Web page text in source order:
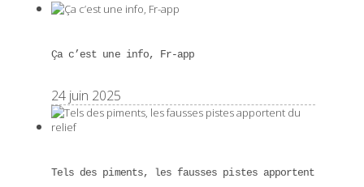
Ça c’est une info, Fr-app
24 juin 2025
Tels des piments, les fausses pistes apportent